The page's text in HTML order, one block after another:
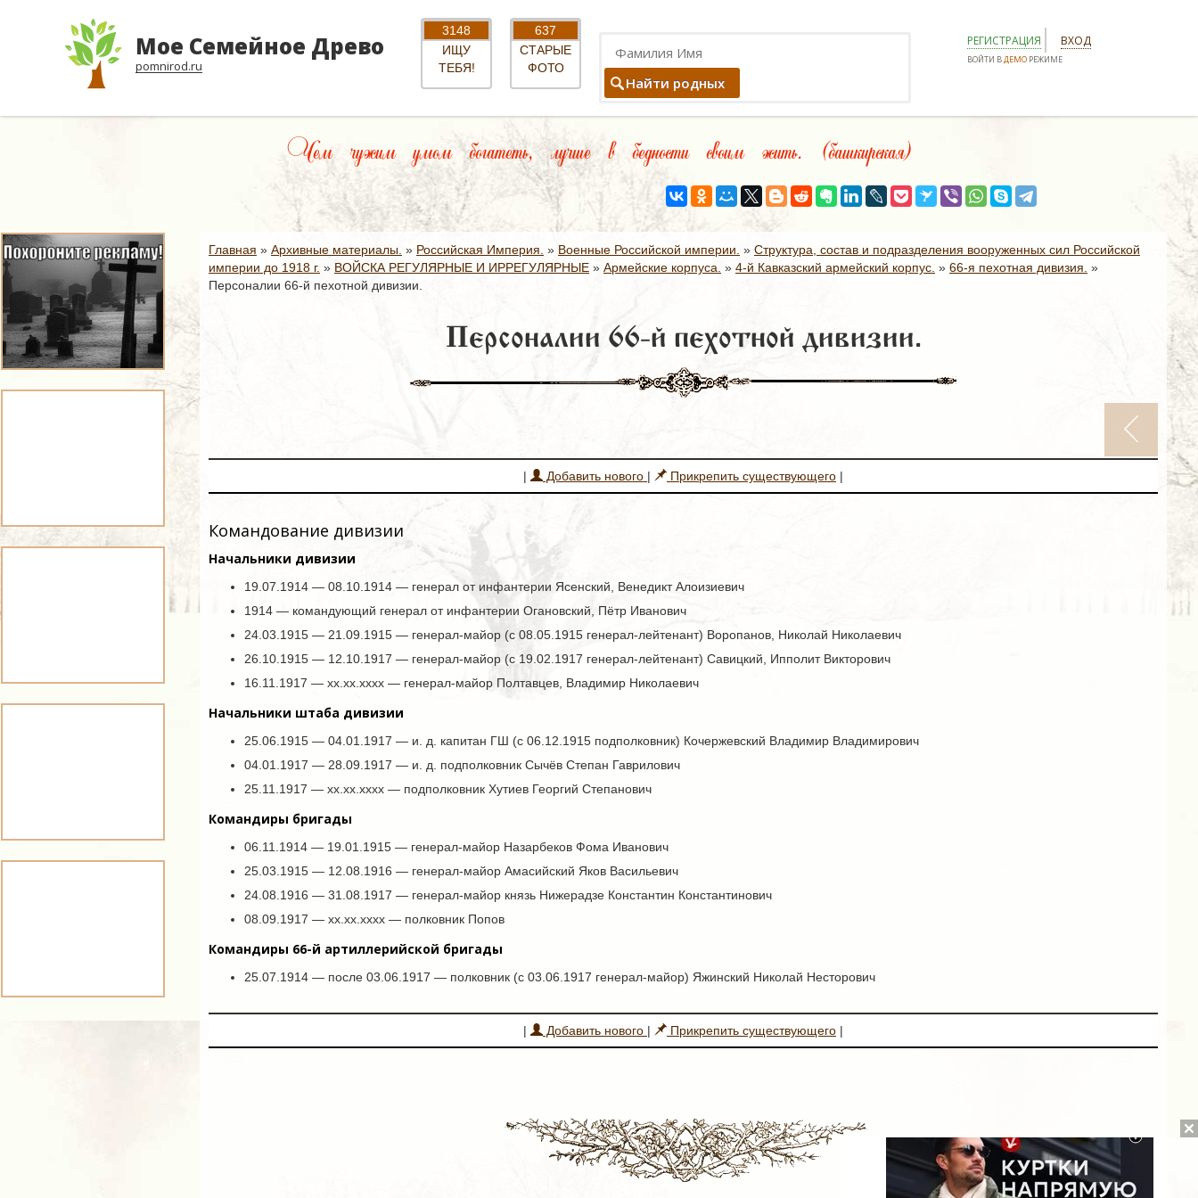
Мое Семейное Древо
pomnirod.ru
3148
ИЩУ
ТЕБЯ!
637
СТАРЫЕ
ФОТО
Найти родных
РЕГИСТРАЦИЯ ВХОД
ВОЙТИ ВДЕМО РЕЖИМЕ
Чем чужим умом богатеть, лучше в бедности своим жить. (башкирская)
Главная » Архивные материалы. » Российская Империя. » Военные Российской империи. » Структура, состав и подразделения вооруженных сил Российской
империи до 1918 г. » ВОЙСКА РЕГУЛЯРНЫЕ И ИРРЕГУЛЯРНЫЕ » Армейские корпуса. » 4-й Кавказский армейский корпус. » 66-я пехотная дивизия. »
Персоналии 66-й пехотной дивизии.
Персоналии 66-й пехотной дивизии.
| Добавить нового | Прикрепить существующего |
Командование дивизии
Начальники дивизии
19.07.1914 — 08.10.1914 — генерал от инфантерии Ясенский, Венедикт Алоизиевич
1914 — командующий генерал от инфантерии Огановский, Пётр Иванович
24.03.1915 — 21.09.1915 — генерал-майор (с 08.05.1915 генерал-лейтенант) Воропанов, Николай Николаевич
26.10.1915 — 12.10.1917 — генерал-майор (с 19.02.1917 генерал-лейтенант) Савицкий, Ипполит Викторович
16.11.1917 — xx.xx.xxxx — генерал-майор Полтавцев, Владимир Николаевич
Начальники штаба дивизии
25.06.1915 — 04.01.1917 — и. д. капитан ГШ (с 06.12.1915 подполковник) Кочержевский Владимир Владимирович
04.01.1917 — 28.09.1917 — и. д. подполковник Сычёв Степан Гаврилович
25.11.1917 — xx.xx.xxxx — подполковник Хутиев Георгий Степанович
Командиры бригады
06.11.1914 — 19.01.1915 — генерал-майор Назарбеков Фома Иванович
25.03.1915 — 12.08.1916 — генерал-майор Амасийский Яков Васильевич
24.08.1916 — 31.08.1917 — генерал-майор князь Нижерадзе Константин Константинович
08.09.1917 — хх.хх.хххх — полковник Попов
Командиры 66-й артиллерийской бригады
25.07.1914 — после 03.06.1917 — полковник (с 03.06.1917 генерал-майор) Яжинский Николай Несторович
| Добавить нового | Прикрепить существующего |